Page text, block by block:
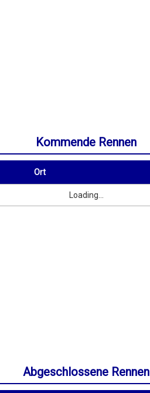
Kommende Rennen
Ort
Loading...
Abgeschlossene Rennen